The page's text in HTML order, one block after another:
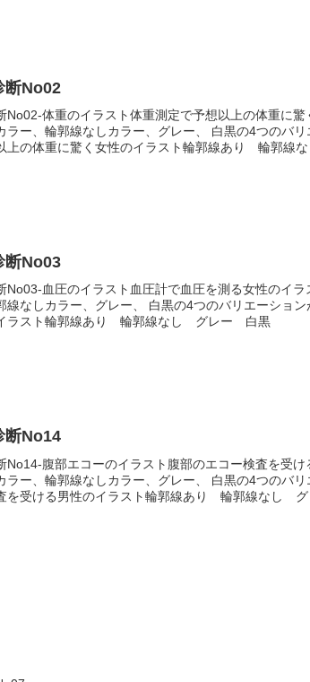
断No02
No02-体重のイラスト体重測定で予想以上の体重に
ラー、輪郭線なしカラー、グレー、 白黒の4つのバ
上の体重に驚く女性のイラスト輪郭線あり 輪郭線
断No03
No03-血圧のイラスト血圧計で血圧を測る女性のイ
線なしカラー、グレー、 白黒の4つのバリエーショ
ラスト輪郭線あり 輪郭線なし グレー 白黒
断No14
No14-腹部エコーのイラスト腹部のエコー検査を受
ラー、輪郭線なしカラー、グレー、 白黒の4つのバ
を受ける男性のイラスト輪郭線あり 輪郭線なし